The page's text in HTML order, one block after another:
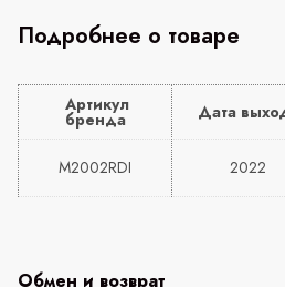
Подробнее о товаре
Артикул
бренда Дата
M2002RDI 2022
Обмен и возврат